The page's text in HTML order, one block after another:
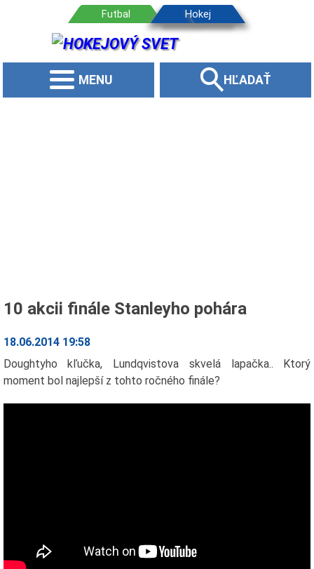
MENU HĽADAŤ
10 akcii finále Stanleyho pohára
18.06.2014 19:58
Doughtyho kľučka, Lundqvistova skvelá lapačka.. Ktorý
moment bol najlepší z tohto ročného finále?